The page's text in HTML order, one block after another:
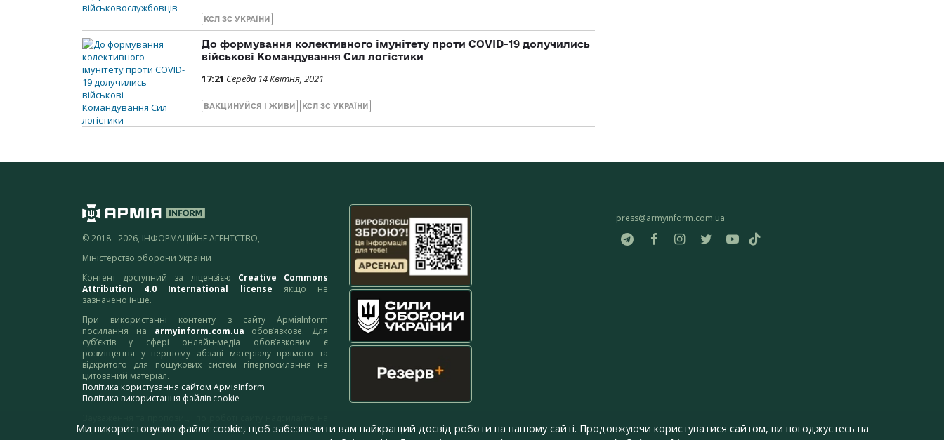
КСЛ ЗС УКРАЇНИ
До формування колективного імунітету проти COVID-19 долучились
військові Командування Сил логістики
17:21 Середа 14 Квітня, 2021
ВАКЦИНУЙСЯ І ЖИВИ КСЛ ЗС УКРАЇНИ
© 2018 - 2026, ІНФОРМАЦІЙНЕ АГЕНТСТВО,
Міністерство оборони України
Контент доступний за ліцензією Creative Commons
Attribution 4.0 International license якщо не
зазначено інше.
При використанні контенту з сайту АрміяInform
посилання на armyinform.com.ua обов’язкове. Для
суб’єктів у сфері онлайн-медіа обов’язковим є
розміщення у першому абзаці матеріалу прямого та
відкритого для пошукових систем гіперпосилання на
цитований матеріал.
Політика користування сайтом АрміяInform
Політика використання файлів cookie
адресу:webmaster@armyinform.com.ua
press@armyinform.com.ua
Ми використовуємо файли cookie, щоб забезпечити вам найкращий досвід роботи на нашому сайті. Продовжуючи користуватися сайтом, ви погоджуєтесь на